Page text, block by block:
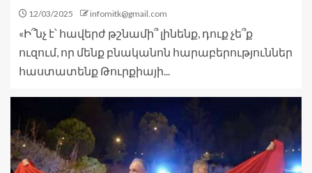
12/03/2025 infomitk@gmail.com
«Ի՞նչ է՝ հավերժ թշնամի՞ լինենք, դուք չե՞ք
ուզում, որ մենք բնականոն հարաբերություններ
հաստատենք Թուրքիայի...